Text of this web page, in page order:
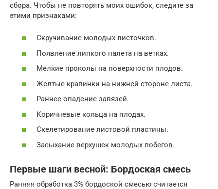
сбора. Чтобы не повторять моих ошибок, следите за
этими признаками:
Скручивание молодых листочков.
Появление липкого налета на ветках.
Мелкие проколы на поверхности плодов.
Желтые крапинки на нижней стороне листа.
Раннее опадение завязей.
Коричневые кольца на плодах.
Скелетирование листовой пластины.
Засыхание верхушек молодых побегов.
Первые шаги весной: Бордоская смесь
Ранняя обработка 3% бордоской смесью считается